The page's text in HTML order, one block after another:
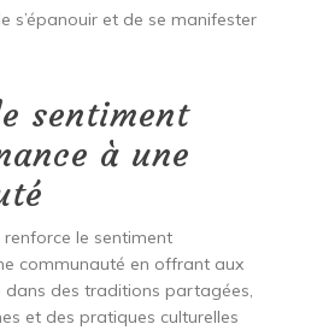
s’épanouir et de se manifester
sentiment
à une
renforce le sentiment
communauté en offrant aux
dans des traditions partagées,
et des pratiques culturelles